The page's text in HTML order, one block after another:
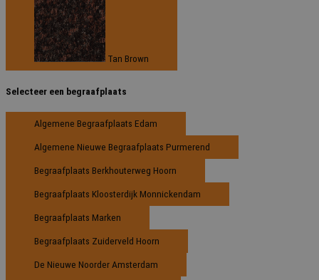
Tan Brown
Selecteer een begraafplaats
Algemene Begraafplaats Edam
Algemene Nieuwe Begraafplaats Purmerend
Begraafplaats Berkhouterweg Hoorn
Begraafplaats Kloosterdijk Monnickendam
Begraafplaats Marken
Begraafplaats Zuiderveld Hoorn
De Nieuwe Noorder Amsterdam